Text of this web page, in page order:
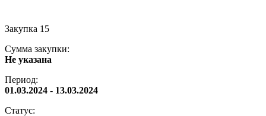
Закупка 15
Сумма закупки:
Не указана
Период:
01.03.2024 - 13.03.2024
Статус: